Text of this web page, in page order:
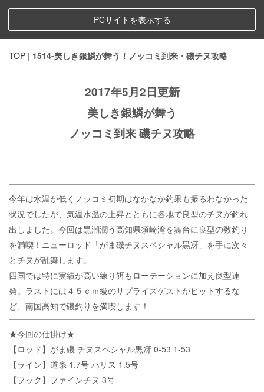
PCサイトを表示する
TOP | 1514-美しき銀鱗が舞う！ノッコミ到来・磯チヌ攻略
2017年5月2日更新
美しき銀鱗が舞う
ノッコミ到来 磯チヌ攻略
今年は水温が低くノッコミ初期はなかなか釣果も振るわなかった
状況でしたが、気温水温の上昇とともに各地で良型のチヌが釣れ
出しました。今回は黒潮潤う高知県須崎湾を舞台に良型の数釣り
を満喫！ニューロッド「がま磯チヌスペシャル黒冴」を手に次々
とチヌが乱舞します。
四国では特に実績が高い練り餌もローテーションに加え良型連
発。ラストには４５ｃｍ級のサプライズゲストがヒットするな
ど、南国高知で磯釣りを満喫します！
★今回の仕掛け★
【ロッド】がま磯 チヌスペシャル黒冴 0-53 1-53
【ライン】道糸 1.7号 ハリス 1.5号
【フック】ファインチヌ 3号